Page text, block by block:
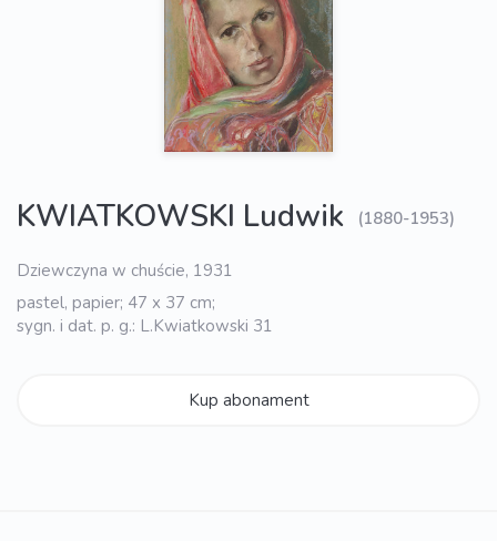
KWIATKOWSKI Ludwik (1880-1953)
Dziewczyna w chuście, 1931
pastel, papier; 47 x 37 cm;
sygn. i dat. p. g.: L.Kwiatkowski 31
Kup abonament